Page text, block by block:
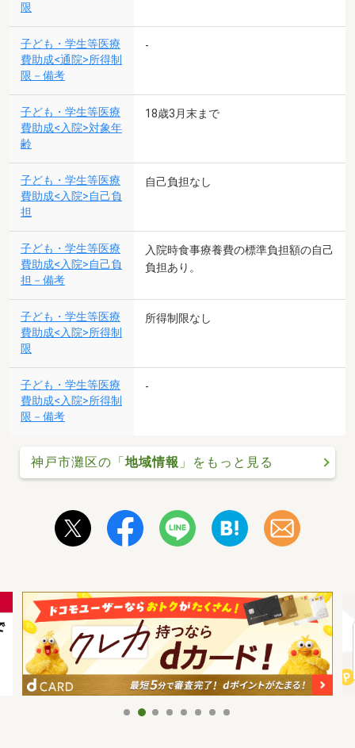
限
子ども・学生等医療
費助成<通院>所得制
限－備考
-
子ども・学生等医療
費助成<入院>対象年
齢
18歳3月末まで
子ども・学生等医療
費助成<入院>自己負
担
自己負担なし
子ども・学生等医療
費助成<入院>自己負
担－備考
入院時食事療養費の標準負担額の自己
負担あり。
子ども・学生等医療
費助成<入院>所得制
限
所得制限なし
子ども・学生等医療
費助成<入院>所得制
限－備考
-
神戸市灘区の「地域情報 」をもっと見る